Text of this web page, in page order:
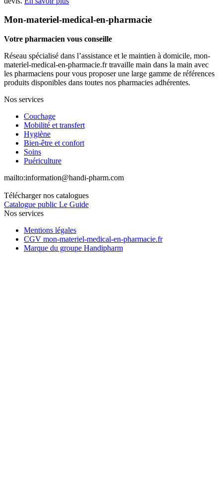
Mon-materiel-medical-en-pharmacie
Votre pharmacien vous conseille
Réseau spécialisé dans l’assistance et le maintien à domicile, mon-
materiel-medical-en-pharmacie.fr travaille main dans la main avec
les pharmaciens pour vous proposer une large gamme de références
produits disponibles dans toutes nos pharmacies adhérentes.
Nos services
Couchage
Mobilité et transfert
Hygiène
Bien-être et confort
Soins
Puériculture
mailto:information@handi-pharm.com
Télécharger nos catalogues
Catalogue public Le Guide
Nos services
Mentions légales
CGV mon-materiel-medical-en-pharmacie.fr
Marque du groupe Handipharm